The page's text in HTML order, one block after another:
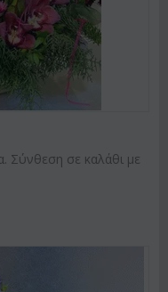
Σύνθεση σε καλάθι με